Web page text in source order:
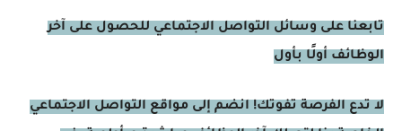
تابعنا على وسائل التواصل الاجتماعي للحصول على آخر
الوظائف أولًا بأول
لا تدع الفرصة تفوتك! انضم إلى مواقع التواصل الاجتماعي